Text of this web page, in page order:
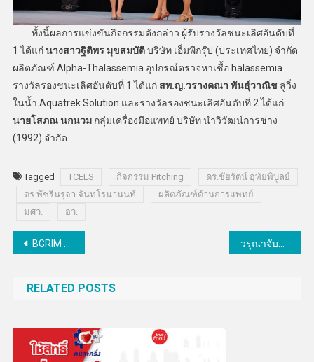
ทั้งนี้ผลการแข่งขันกิจกรรมดังกล่าว ผู้รับรางวัลชนะเลิศอันดับที่
1 ได้แก่นางสาวฐิติพร มุขสมบัติบริษัท เอ็มพีกรุ๊ป (ประเทศไทย) จำกัด
ผลิตภัณฑ์ Alpha-Thalassemia อุปกรณ์ตรวจหาเชื้อ halassemia
รางวัลรองชนะเลิศอันดับที่ 1 ได้แก่ สพ.ญ.วรางคณา พันธุ์วาณิชลู่วิ่ง
ในน้ำ Aquatrek Solution และรางวัลรองชนะเลิศอันดับที่ 2 ได้แก่
นายโสภณ นกนวมกลุ่มเครื่องมือแพทย์ บริษัท นำวิวัฒน์การช่าง
(1992) จำกัด
Tagged TCELS กิจกรรม Pitching
ดร.ชัยรัตน์ อุทัยพิบูลย์
ดร.พัชรินรุจา จันทโรนานนท์
ผลิตภัณฑ์ด้านการแพทย์
มศว.
อว.
แนะแนว
BGRIM ลุยขยายฐานลูกค้าอุตสาหกรรม เดินหน้าเพิ่มสัญญาซื้อขายไฟฟ้า-ผุดโรงไฟฟ้าพลังงานแสงอาทิตย์ในมาเลเซีย วรุณาจับมือ “อีซีไรช์” ใช้ดีพเทคยกระดับอุตสาหกรรมข้าวไทย
RELATED POSTS